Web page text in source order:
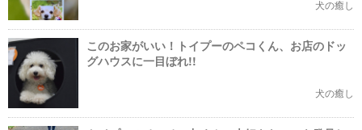
犬の癒し
このお家がいい！トイプーのペコくん、お店のドッ
グハウスに一目ぼれ!!
犬の癒し